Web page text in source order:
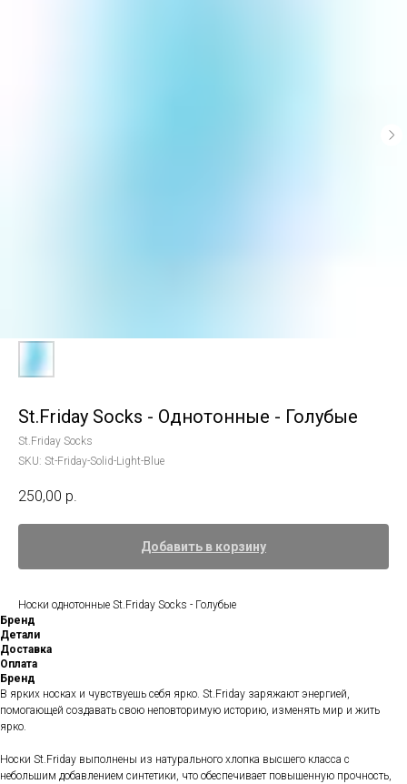
St.Friday Socks - Однотонные - Голубые
St.Friday Socks
SKU: St-Friday-Solid-Light-Blue
250,00 р.
Добавить в корзину
Носки однотонные St.Friday Socks - Голубые
Бренд
Детали
Доставка
Оплата
Бренд
В ярких носках и чувствуешь себя ярко. St.Friday заряжают энергией,
помогающей создавать свою неповторимую историю, изменять мир и жить
ярко.
Носки St.Friday выполнены из натурального хлопка высшего класса с
небольшим добавлением синтетики, что обеспечивает повышенную прочность,